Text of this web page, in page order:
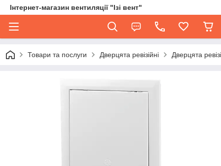
Інтернет-магазин вентиляції "Ізі вент"
Товари та послуги Дверцята ревізійні Дверцята